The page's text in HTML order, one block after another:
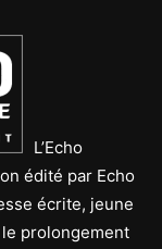
L’Echo
édité par Echo
écrite, jeune
le prolongement